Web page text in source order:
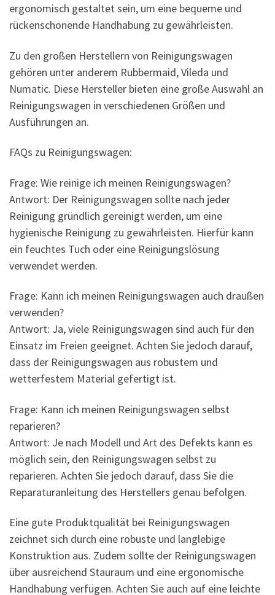
ergonomisch gestaltet sein, um eine bequeme und
rückenschonende Handhabung zu gewährleisten.
Zu den großen Herstellern von Reinigungswagen
gehören unter anderem Rubbermaid, Vileda und
Numatic. Diese Hersteller bieten eine große Auswahl an
Reinigungswagen in verschiedenen Größen und
Ausführungen an.
FAQs zu Reinigungswagen:
Frage: Wie reinige ich meinen Reinigungswagen?
Antwort: Der Reinigungswagen sollte nach jeder
Reinigung gründlich gereinigt werden, um eine
hygienische Reinigung zu gewährleisten. Hierfür kann
ein feuchtes Tuch oder eine Reinigungslösung
verwendet werden.
Frage: Kann ich meinen Reinigungswagen auch draußen
verwenden?
Antwort: Ja, viele Reinigungswagen sind auch für den
Einsatz im Freien geeignet. Achten Sie jedoch darauf,
dass der Reinigungswagen aus robustem und
wetterfestem Material gefertigt ist.
Frage: Kann ich meinen Reinigungswagen selbst
reparieren?
Antwort: Je nach Modell und Art des Defekts kann es
möglich sein, den Reinigungswagen selbst zu
reparieren. Achten Sie jedoch darauf, dass Sie die
Reparaturanleitung des Herstellers genau befolgen.
Eine gute Produktqualität bei Reinigungswagen
zeichnet sich durch eine robuste und langlebige
Konstruktion aus. Zudem sollte der Reinigungswagen
über ausreichend Stauraum und eine ergonomische
Handhabung verfügen. Achten Sie auch auf eine leichte